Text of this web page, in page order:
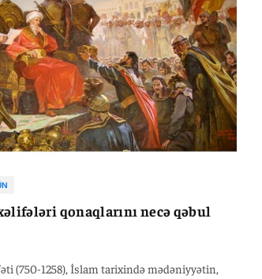
qonaqlarını necə qəbul
(750-1258), İslam tarixində mədəniyyətin,